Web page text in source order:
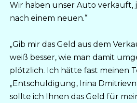
Wir haben unser Auto verkauft,
nach einem neuen.“
„Gib mir das Geld aus dem
weiß besser, wie man damit
plötzlich. Ich hätte fast meinen
„Entschuldigung, Irina
sollte ich Ihnen das Geld für